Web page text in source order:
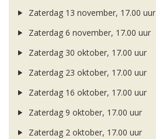
Zaterdag 13 november, 17.00 uur
Zaterdag 6 november, 17.00 uur
Zaterdag 30 oktober, 17.00 uur
Zaterdag 23 oktober, 17.00 uur
Zaterdag 16 oktober, 17.00 uur
Zaterdag 9 oktober, 17.00 uur
Zaterdag 2 oktober, 17.00 uur